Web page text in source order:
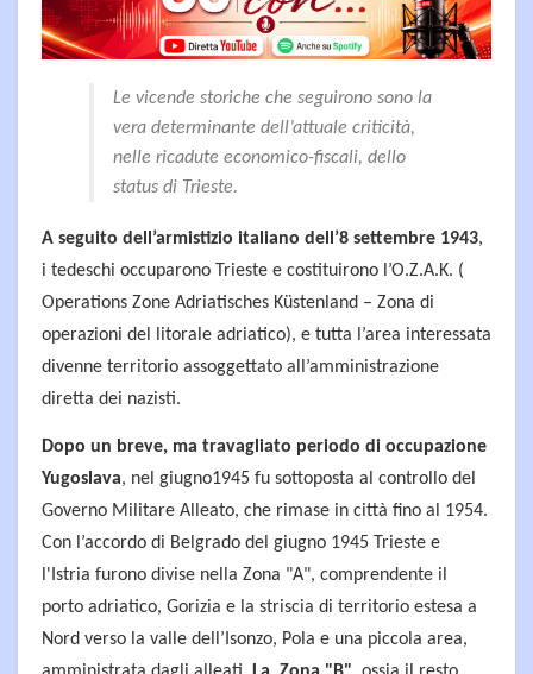
Le vicende storiche che seguirono sono la
vera determinante dell’attuale criticità,
nelle ricadute economico-fiscali, dello
status di Trieste.
A seguito dell’armistizio italiano dell’8 settembre 1943,
i tedeschi occuparono Trieste e costituirono l’O.Z.A.K. (
Operations Zone Adriatisches Küstenland – Zona di
operazioni del litorale adriatico), e tutta l’area interessata
divenne territorio assoggettato all’amministrazione
diretta dei nazisti.
Dopo un breve, ma travagliato periodo di occupazione
Yugoslava, nel giugno1945 fu sottoposta al controllo del
Governo Militare Alleato, che rimase in città fino al 1954.
Con l’accordo di Belgrado del giugno 1945 Trieste e
l'Istria furono divise nella Zona "A", comprendente il
porto adriatico, Gorizia e la striscia di territorio estesa a
Nord verso la valle dell’Isonzo, Pola e una piccola area,